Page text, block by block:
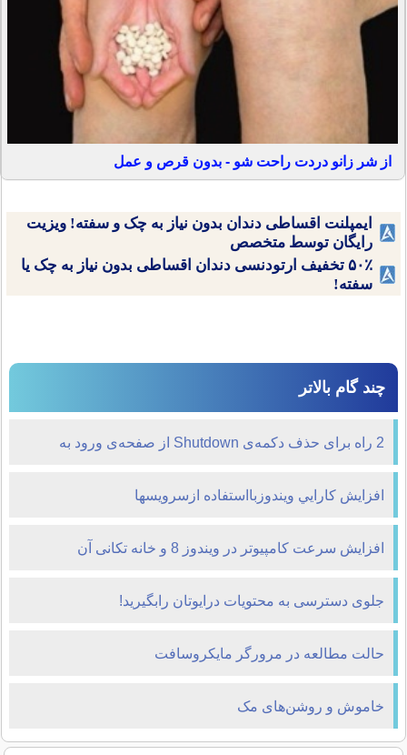
از شر زانو دردت راحت شو - بدون قرص و عمل
ایمپلنت اقساطی دندان بدون نیاز به چک و سفته! ویزیت
رایگان توسط متخصص
۵۰٪ تخفیف ارتودنسی دندان اقساطی بدون نیاز به چک یا
سفته!
چند گام بالاتر
2 راه برای حذف دکمه‌ی Shutdown از صفحه‌ی ورود به
افزايش كارايي ويندوزبااستفاده ازسرويسها
افزایش سرعت کامپیوتر در ویندوز 8 و خانه تکانی آن
جلوی دسترسی به محتویات درایوتان رابگیرید!
حالت مطالعه در مرورگر مایکروسافت
خاموش و روشن‌های مک